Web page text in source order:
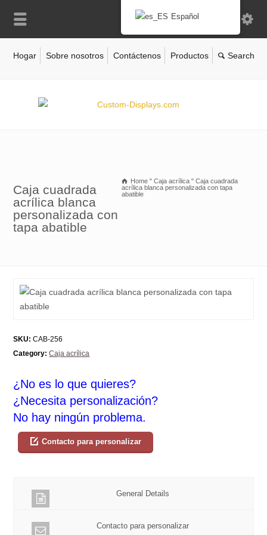
Hogar Sobre nosotros Contáctenos Productos
Caja cuadrada
acrílica blanca
personalizada con
tapa abatible
Home " Caja acrílica " Caja cuadrada
acrílica blanca personalizada con tapa
abatible
SKU: CAB-256
Category: Caja acrílica
¿No es lo que quieres?
¿Necesita personalización?
No hay ningún problema.
Contacto para personalizar
General Details
Contacto para personalizar
Español